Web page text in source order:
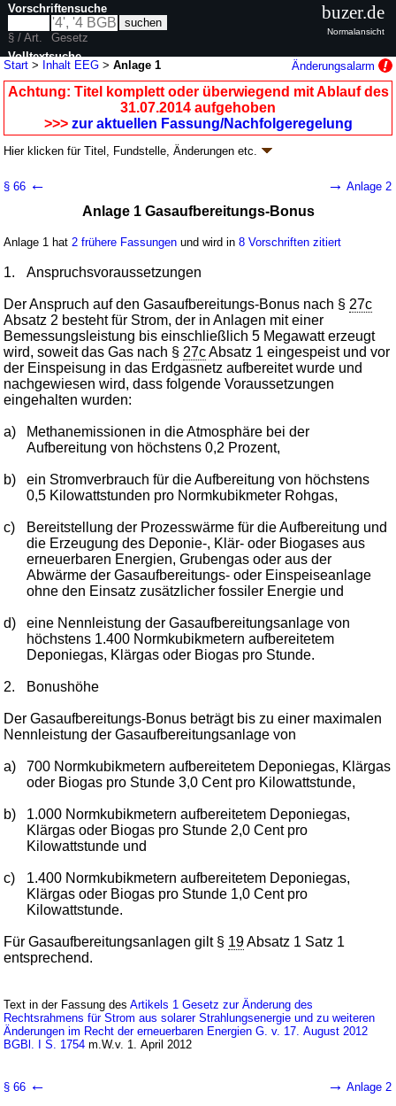
Start > Inhalt EEG >Anlage 1 Änderungsalarm
Achtung: Titel komplett oder überwiegend mit Ablauf des
31.07.2014 aufgehoben
>>> zur aktuellen Fassung/Nachfolgeregelung
Hier klicken fürTitel, Fundstelle, Änderungen etc.
G. v. 21.07.2014 BGBl. I S. 1066
18 weitere Fassungen | Drucksachen / Entwurf / Begründung |
§ 66 ← → Anlage 2
Anlage 1 Gasaufbereitungs-Bonus
Anlage 1 hat 2 frühere Fassungen und wird in8 Vorschriften zitiert
1. Anspruchsvoraussetzungen
Der Anspruch auf den Gasaufbereitungs-Bonus nach § 27c
Absatz 2 besteht für Strom, der in Anlagen mit einer
Bemessungsleistung bis einschließlich 5 Megawatt erzeugt
wird, soweit das Gas nach § 27cAbsatz 1 eingespeist und vor
der Einspeisung in das Erdgasnetz aufbereitet wurde und
nachgewiesen wird, dass folgende Voraussetzungen
eingehalten wurden:
a)
Methanemissionen in die Atmosphäre bei der
Aufbereitung von höchstens 0,2 Prozent,
b)
ein Stromverbrauch für die Aufbereitung von höchstens
0,5 Kilowattstunden pro Normkubikmeter Rohgas,
c)
Bereitstellung der Prozesswärme für die Aufbereitung und
die Erzeugung des Deponie-, Klär- oder Biogases aus
erneuerbaren Energien, Grubengas oder aus der
Abwärme der Gasaufbereitungs- oder Einspeiseanlage
ohne den Einsatz zusätzlicher fossiler Energie und
d)
eine Nennleistung der Gasaufbereitungsanlage von
höchstens 1.400 Normkubikmetern aufbereitetem
Deponiegas, Klärgas oder Biogas pro Stunde.
2. Bonushöhe
Der Gasaufbereitungs-Bonus beträgt bis zu einer maximalen
Nennleistung der Gasaufbereitungsanlage von
a)
700 Normkubikmetern aufbereitetem Deponiegas, Klärgas
oder Biogas pro Stunde 3,0 Cent pro Kilowattstunde,
b)
1.000 Normkubikmetern aufbereitetem Deponiegas,
Klärgas oder Biogas pro Stunde 2,0 Cent pro
Kilowattstunde und
c)
1.400 Normkubikmetern aufbereitetem Deponiegas,
Klärgas oder Biogas pro Stunde 1,0 Cent pro
Kilowattstunde.
Für Gasaufbereitungsanlagen gilt § 19Absatz 1 Satz 1
entsprechend.
Text in der Fassung desArtikels 1 Gesetz zur Änderung des
Rechtsrahmens für Strom aus solarer Strahlungsenergie und zu weiteren
Änderungen im Recht der erneuerbaren Energien G. v. 17. August 2012
BGBl. I S. 1754 m.W.v. 1. April 2012
§ 66 ← → Anlage 2
Vorschriftensuche
§ / Art.
Gesetz
Volltextsuche
nur in EEG
buzer.de
Normalansicht